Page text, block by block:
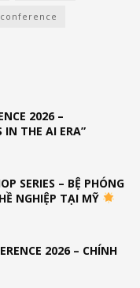
2026 –
IN THE AI ERA”
SERIES – BỆ PHÓNG
NGHIỆP TẠI MỸ
2026 – CHÍNH